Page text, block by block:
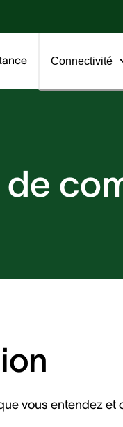
Connectivité
de
vous entendez